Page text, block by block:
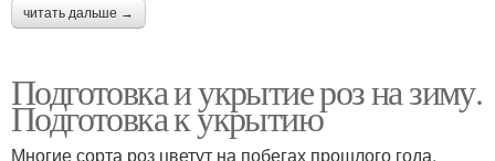
читать дальше →
Подготовка и укрытие роз на зиму.
Подготовка к укрытию
Многие сорта роз цветут на побегах прошлого года.